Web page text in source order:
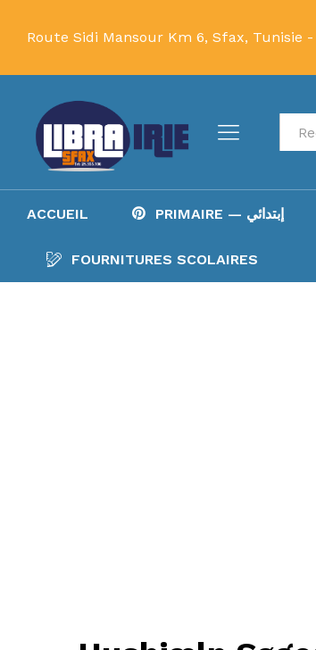
Route Sidi Mansour Km 6, Sfax, Tunisie -
ACCUEIL PRIMAIRE — إبتدائي
FOURNITURES SCOLAIRES